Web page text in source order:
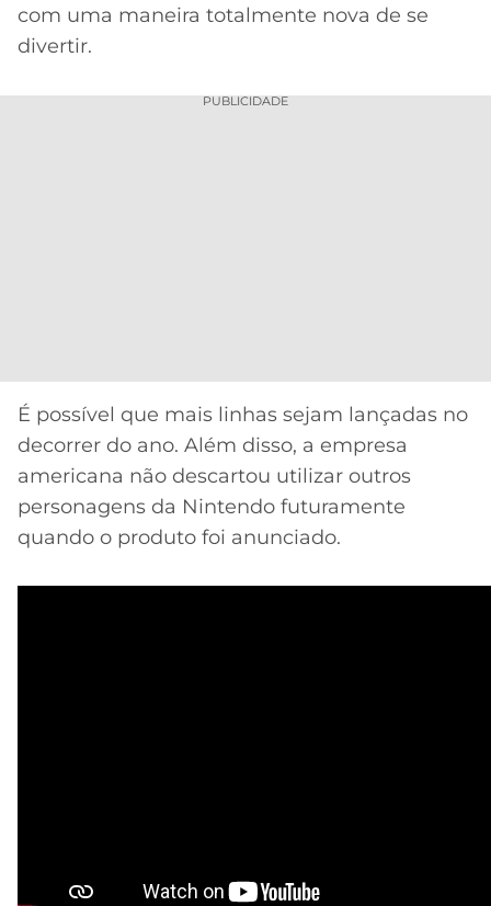
com uma maneira totalmente nova de se
divertir.
PUBLICIDADE
É possível que mais linhas sejam lançadas no
decorrer do ano. Além disso, a empresa
americana não descartou utilizar outros
personagens da Nintendo futuramente
quando o produto foi anunciado.